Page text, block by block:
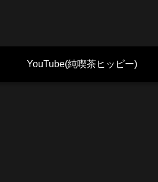
YouTube(純喫茶ヒッピー)